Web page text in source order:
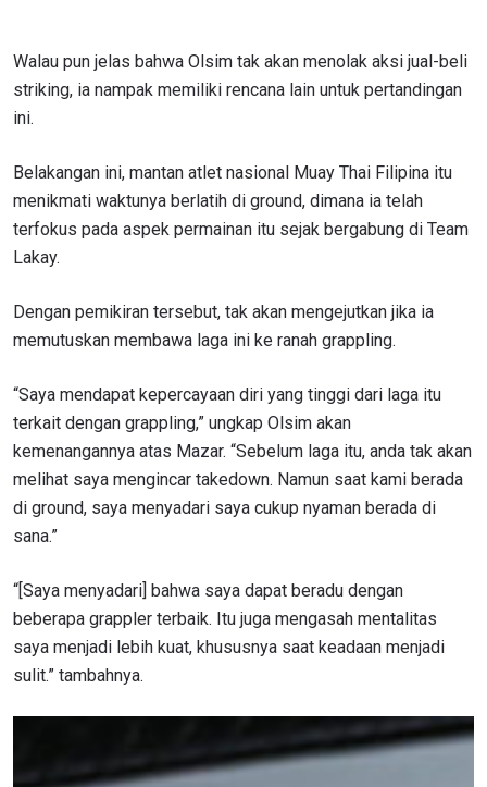
Walau pun jelas bahwa Olsim tak akan menolak aksi jual-beli
striking, ia nampak memiliki rencana lain untuk pertandingan
ini.
Belakangan ini, mantan atlet nasional Muay Thai Filipina itu
menikmati waktunya berlatih di ground, dimana ia telah
terfokus pada aspek permainan itu sejak bergabung di Team
Lakay.
Dengan pemikiran tersebut, tak akan mengejutkan jika ia
memutuskan membawa laga ini ke ranah grappling.
“Saya mendapat kepercayaan diri yang tinggi dari laga itu
terkait dengan grappling,” ungkap Olsim akan
kemenangannya atas Mazar. “Sebelum laga itu, anda tak akan
melihat saya mengincar takedown. Namun saat kami berada
di ground, saya menyadari saya cukup nyaman berada di
sana.”
“[Saya menyadari] bahwa saya dapat beradu dengan
beberapa grappler terbaik. Itu juga mengasah mentalitas
saya menjadi lebih kuat, khususnya saat keadaan menjadi
sulit.” tambahnya.